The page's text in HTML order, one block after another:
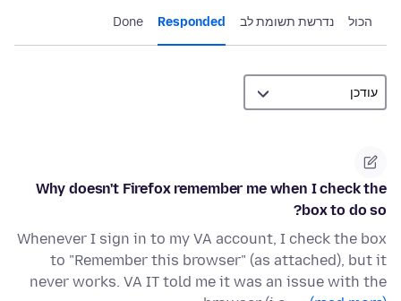
הכול נדרשת תשומת לב Responded
Done
Why doesn't Firefox remember me when I check the
box to do so?
Whenever I sign in to my VA account, I check the box
to "Remember this browser" (as attached), but it
never works. VA IT told me it was an issue with the